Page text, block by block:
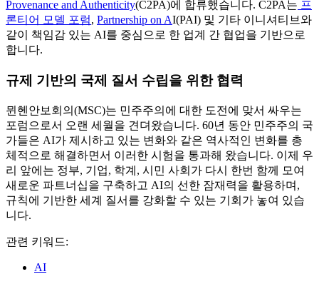
Provenance and Authenticity(C2PA)에 합류했습니다. C2PA는 프
론티어 모델 포럼, Partnership on AI(PAI) 및 기타 이니셔티브와
같이 책임감 있는 AI를 중심으로 한 업계 간 협업을 기반으로
합니다.
규제 기반의 국제 질서 수립을 위한 협력
뮌헨안보회의(MSC)는 민주주의에 대한 도전에 맞서 싸우는
포럼으로서 오랜 세월을 견뎌왔습니다. 60년 동안 민주주의 국
가들은 AI가 제시하고 있는 변화와 같은 역사적인 변화를 총
체적으로 해결하면서 이러한 시험을 통과해 왔습니다. 이제 우
리 앞에는 정부, 기업, 학계, 시민 사회가 다시 한번 함께 모여
새로운 파트너십을 구축하고 AI의 선한 잠재력을 활용하며,
규칙에 기반한 세계 질서를 강화할 수 있는 기회가 놓여 있습
니다.
관련 키워드:
AI